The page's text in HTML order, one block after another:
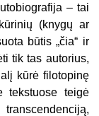
– tai
(knygų ar
būtis „čia“ ir
tik tas autorius,
kūrė filotopinę
tekstuose teigė